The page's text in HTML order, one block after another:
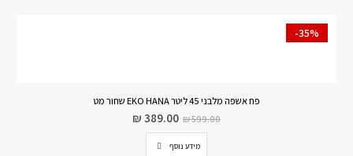
-35%
פח אשפה מלבני 45 ליטר EKO HANA שחור מט
₪599.00
₪ 389.00
מידע נוסף